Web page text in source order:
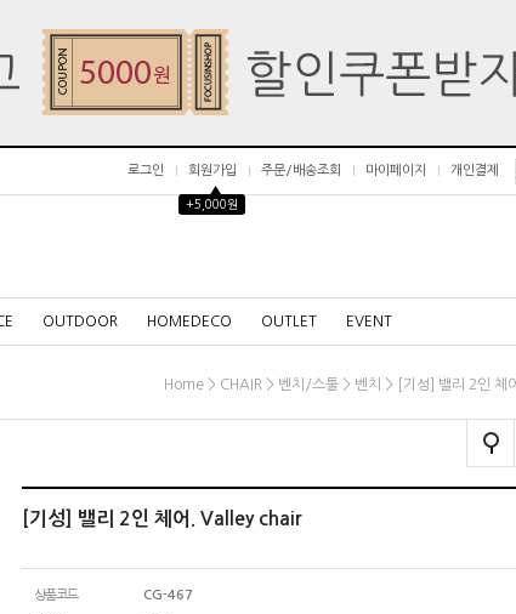
로그인 회원가입
▲
+5,000원
주문/배송조회 마이페이지 개인결제
OUTDOOR HOMEDECO OUTLET EVENT
Home > CHAIR > 벤치/스툴 > 벤치 > [기성] 밸리 2인 체
[기성] 밸리 2인 체어. Valley chair
상품코드
CG-467